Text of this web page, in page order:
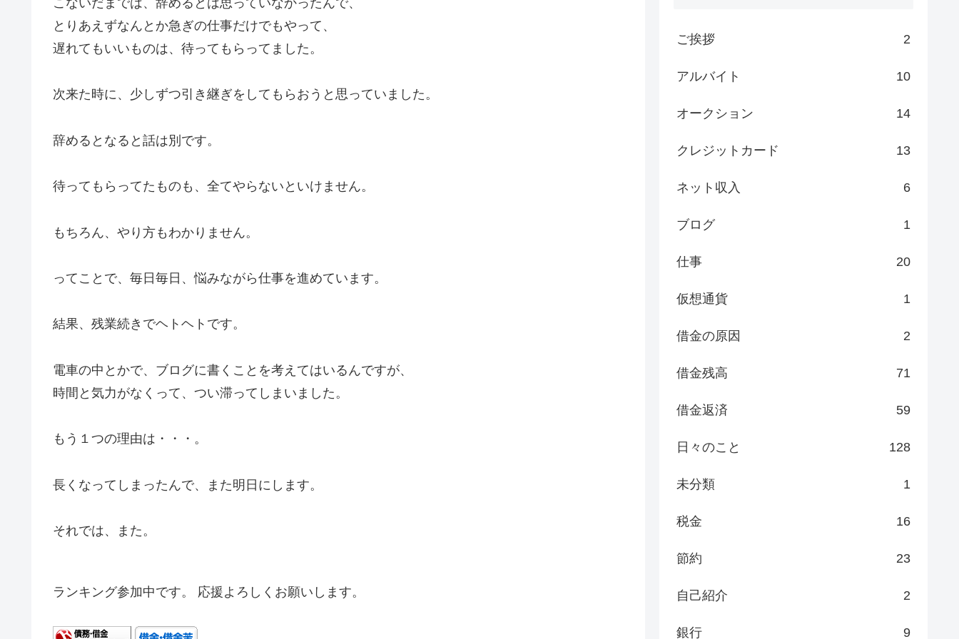
こないだまでは、辞めるとは思っていなかったんで、
とりあえずなんとか急ぎの仕事だけでもやって、
遅れてもいいものは、待ってもらってました。
次来た時に、少しずつ引き継ぎをしてもらおうと思っていました。
辞めるとなると話は別です。
待ってもらってたものも、全てやらないといけません。
もちろん、やり方もわかりません。
ってことで、毎日毎日、悩みながら仕事を進めています。
結果、残業続きでヘトヘトです。
電車の中とかで、ブログに書くことを考えてはいるんですが、
時間と気力がなくって、つい滞ってしまいました。
もう１つの理由は・・・。
長くなってしまったんで、また明日にします。
それでは、また。
ランキング参加中です。 応援よろしくお願いします。
ご挨拶 2
アルバイト 10
オークション 14
クレジットカード 13
ネット収入 6
ブログ 1
仕事 20
仮想通貨 1
借金の原因 2
借金残高 71
借金返済 59
日々のこと 128
未分類 1
税金 16
節約 23
自己紹介 2
銀行 9